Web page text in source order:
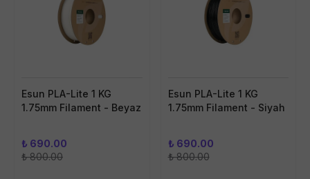
Esun PLA-Lite 1 KG
1.75mm Filament - Beyaz
₺ 690.00
₺ 800.00
Esun PLA-Lite 1 KG
1.75mm Filament - Siyah
₺ 690.00
₺ 800.00